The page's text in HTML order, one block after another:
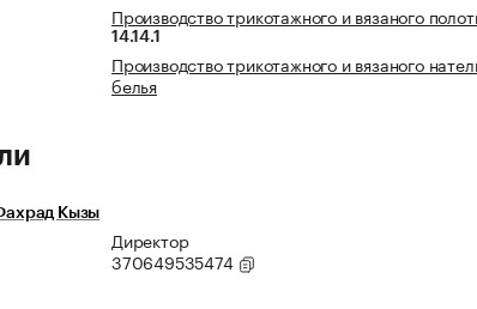
Производство трикотажного и вязаного
14.14.1
Производство трикотажного и вязаного
белья
Кызы
Директор
370649535474